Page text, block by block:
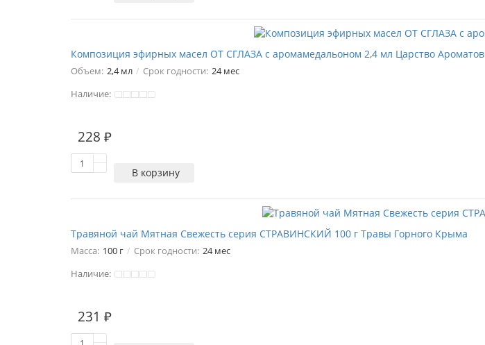
Композиция эфирных масел ОТ СГЛАЗА с аромамедальоном 2,4 мл Царство Ароматов
Объем: 2,4 мл Срок годности: 24 мес
Наличие:
228 ₽
В корзину
Травяной чай Мятная Свежесть серия СТРАВИНСКИЙ 100 г Травы Горного Крыма
Масса: 100 г Срок годности: 24 мес
Наличие:
231 ₽